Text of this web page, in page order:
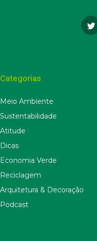
Categorias
Meio Ambiente
Sustentabilidade
Atitude
Dicas
Economia Verde
Reciclagem
Arquitetura & Decoração
Podcast